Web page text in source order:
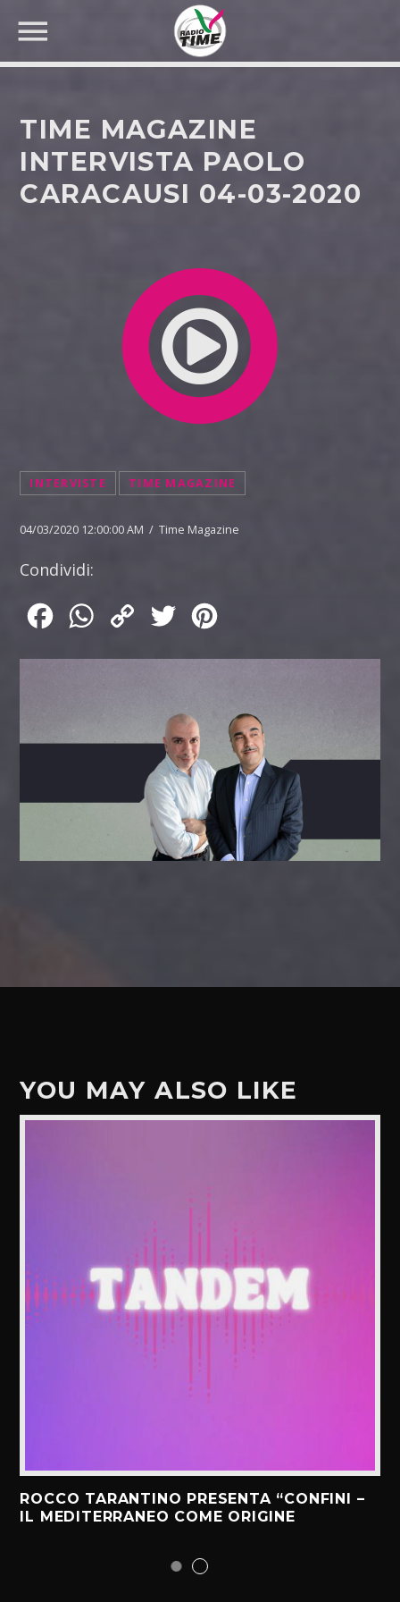
CERCA NEL SITO WEB:
TIME MAGAZINE
INTERVISTA PAOLO
CARACAUSI 04-03-2020
INTERVISTE TIME MAGAZINE
04/03/2020 12:00:00 AM / Time Magazine
Condividi:
FacebookWhatsApp
Copy
Twitter
YOU MAY ALSO LIKE
ROCCO TARANTINO PRESENTA “CONFINI –
IL MEDITERRANEO COME ORIGINE